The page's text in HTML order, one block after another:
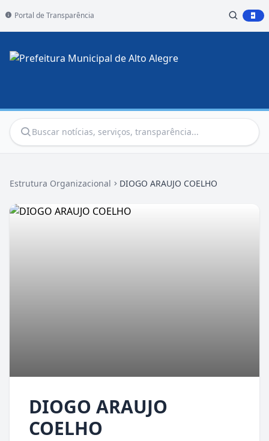
Portal de Transparência
Estrutura Organizacional DIOGO ARAUJO COELHO
DIOGO ARAUJO
COELHO